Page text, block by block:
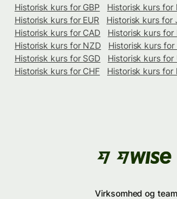
Historisk kurs for GBP
Historisk kurs for
Historisk kurs for EUR
Historisk kurs for
Historisk kurs for CAD
Historisk kurs for
Historisk kurs for NZD
Historisk kurs for
Historisk kurs for SGD
Historisk kurs for
Historisk kurs for CHF
Historisk kurs for
Virksomhed og team